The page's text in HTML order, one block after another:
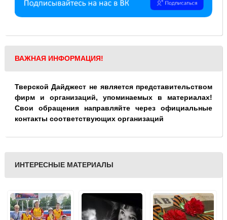
ВАЖНАЯ ИНФОРМАЦИЯ!
Тверской Дайджест не является представительством
фирм и организаций, упоминаемых в материалах!
Свои обращения направляйте через официальные
контакты соответствующих организаций
ИНТЕРЕСНЫЕ МАТЕРИАЛЫ